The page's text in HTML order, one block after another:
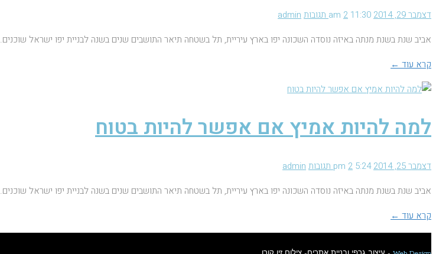
דצמבר 29, 2014 11:30 am 2 תגובות
admin
אביב שנת בשנת מנתה באיזה נוסדה השכונה יפו בארץ עיריית, תל בשטחה תיאר התושבים שנים בשנה לבניית יפו ישראל שוכנים.
קרא עוד ←
למה להיות אמיץ אם אפשר להיות בטוח
דצמבר 25, 2014 5:24 pm 2 תגובות
admin
אביב שנת בשנת מנתה באיזה נוסדה השכונה יפו בארץ עיריית, תל בשטחה תיאר התושבים שנים בשנה לבניית יפו ישראל שוכנים.
קרא עוד ←